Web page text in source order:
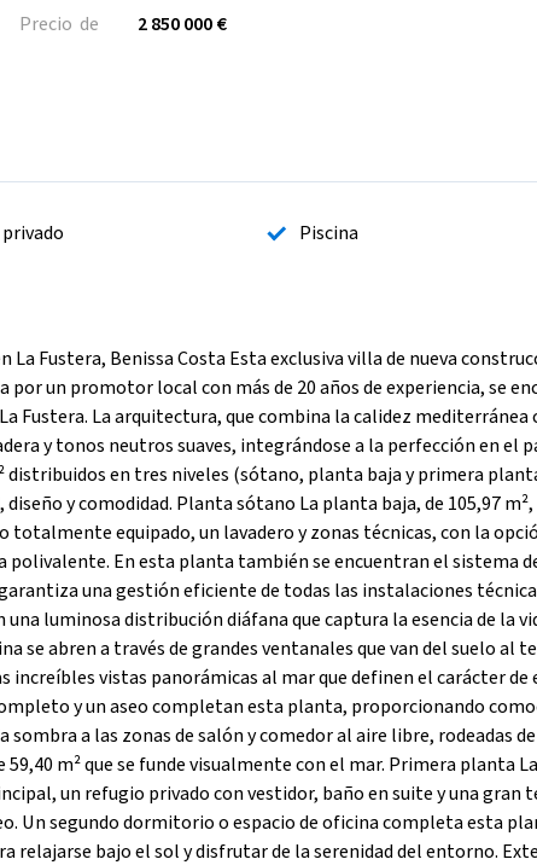
Precio de
2 850 000 €
Piscina
Fustera, Benissa Costa Esta exclusiva villa de nueva
un promotor local con más de 20 años de experiencia, se
Fustera. La arquitectura, que combina la calidez mediterránea
y tonos neutros suaves, integrándose a la perfección en el
distribuidos en tres niveles (sótano, planta baja y primera
y comodidad. Planta sótano La planta baja, de 105,97
totalmente equipado, un lavadero y zonas técnicas, con la
polivalente. En esta planta también se encuentran el sistema
una gestión eficiente de todas las instalaciones
luminosa distribución diáfana que captura la esencia de la
se abren a través de grandes ventanales que van del suelo al
vistas panorámicas al mar que definen el carácter de
y un aseo completan esta planta, proporcionando
a las zonas de salón y comedor al aire libre, rodeadas de
m² que se funde visualmente con el mar. Primera planta
un refugio privado con vestidor, baño en suite y una gran
Un segundo dormitorio o espacio de oficina completa esta
relajarse bajo el sol y disfrutar de la serenidad del entorno.